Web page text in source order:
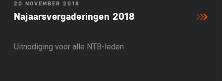
20 NOVEMBER 2018
Najaarsvergaderingen 2018
Uitnodiging voor alle NTB-leden